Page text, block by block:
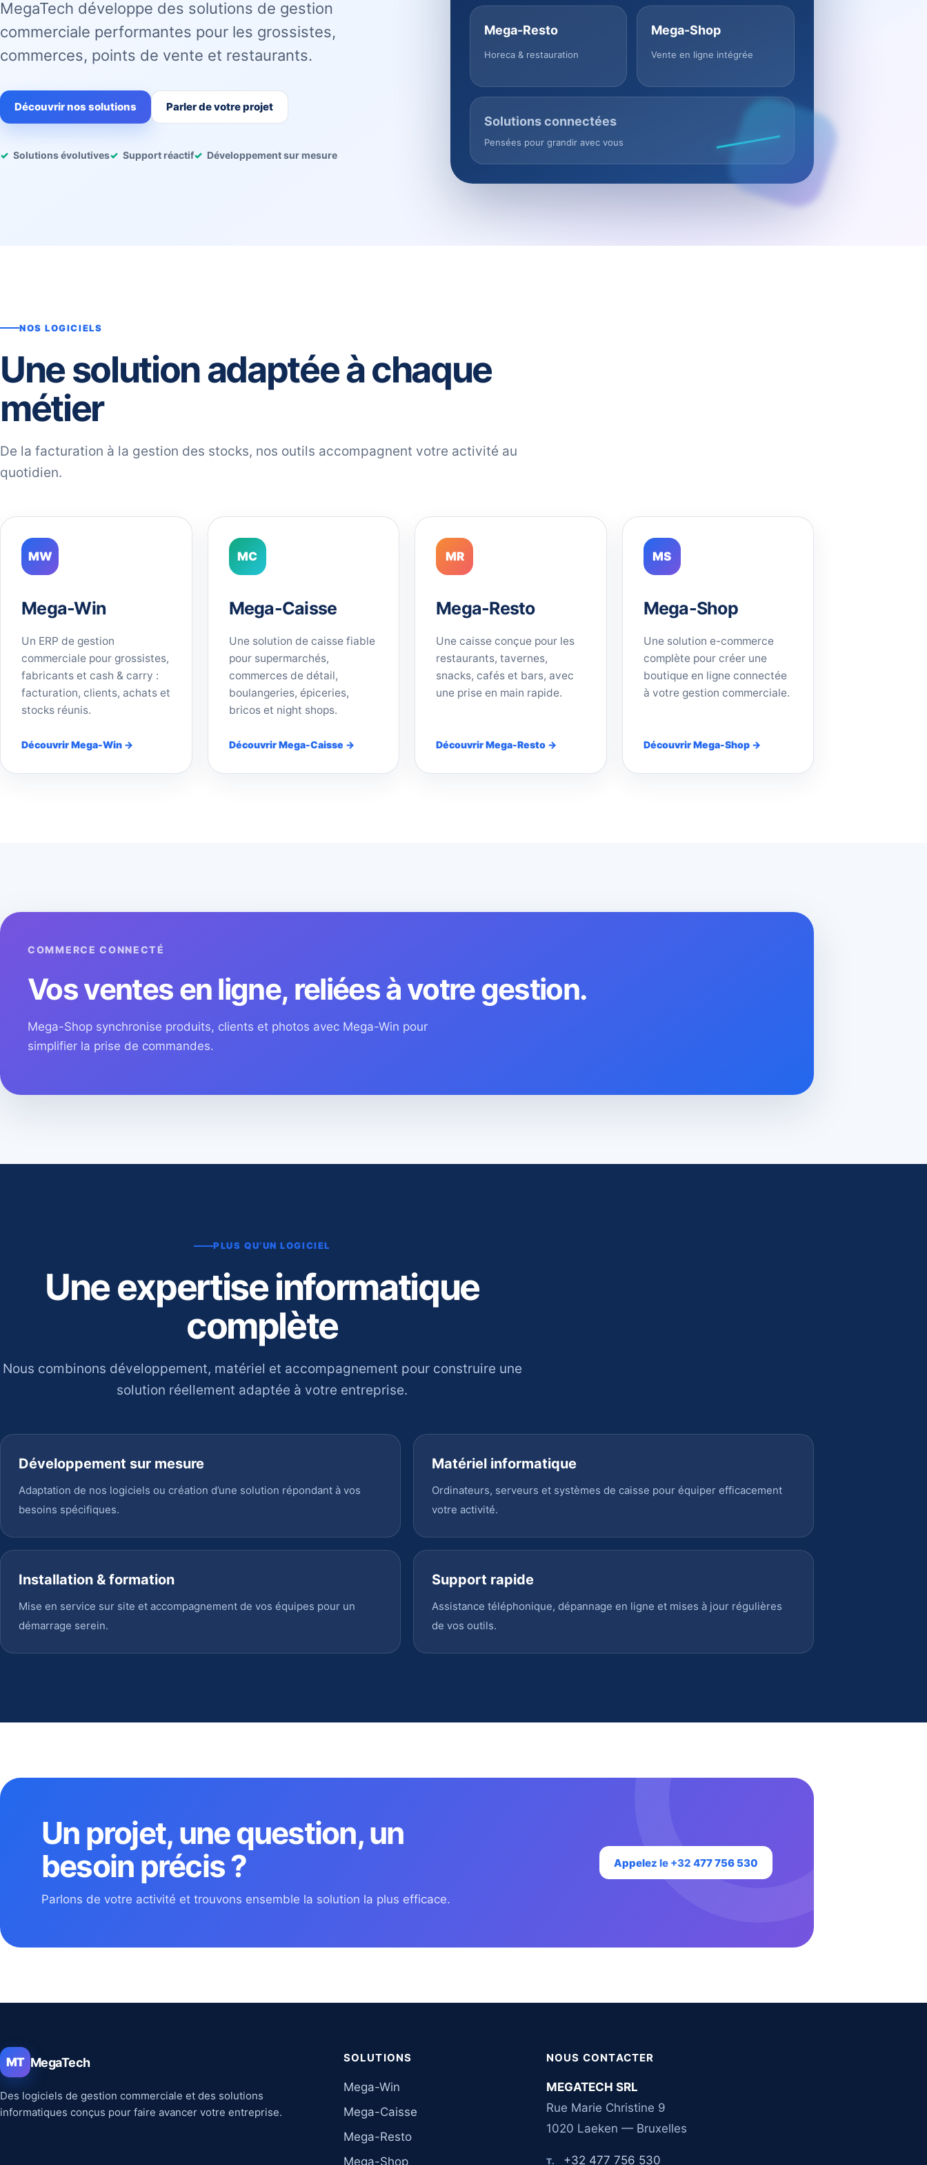
MegaTech développe des solutions de gestion
commerciale performantes pour les grossistes,
commerces, points de vente et restaurants.
Découvrir nos solutions Parler de votre projet
Solutions évolutives Support réactif Développement sur mesure
Mega-Resto
Horeca & restauration
Mega-Shop
Vente en ligne intégrée
Solutions connectées
Pensées pour grandir avec vous
NOS LOGICIELS
Une solution adaptée à chaque
métier
De la facturation à la gestion des stocks, nos outils accompagnent votre activité au
quotidien.
MW
Mega-Win
Un ERP de gestion
commerciale pour grossistes,
fabricants et cash & carry :
facturation, clients, achats et
stocks réunis.
Découvrir Mega-Win →
MC
Mega-Caisse
Une solution de caisse fiable
pour supermarchés,
commerces de détail,
boulangeries, épiceries,
bricos et night shops.
Découvrir Mega-Caisse →
MR
Mega-Resto
Une caisse conçue pour les
restaurants, tavernes,
snacks, cafés et bars, avec
une prise en main rapide.
Découvrir Mega-Resto →
MS
Mega-Shop
Une solution e-commerce
complète pour créer une
boutique en ligne connectée
à votre gestion commerciale.
Découvrir Mega-Shop →
COMMERCE CONNECTÉ
Vos ventes en ligne, reliées à votre gestion.
Mega-Shop synchronise produits, clients et photos avec Mega-Win pour
simplifier la prise de commandes.
PLUS QU’UN LOGICIEL
Une expertise informatique
complète
Nous combinons développement, matériel et accompagnement pour construire une
solution réellement adaptée à votre entreprise.
Développement sur mesure
Adaptation de nos logiciels ou création d’une solution répondant à vos
besoins spécifiques.
Matériel informatique
Ordinateurs, serveurs et systèmes de caisse pour équiper efficacement
votre activité.
Installation & formation
Mise en service sur site et accompagnement de vos équipes pour un
démarrage serein.
Support rapide
Assistance téléphonique, dépannage en ligne et mises à jour régulières
de vos outils.
Un projet, une question, un
besoin précis ?
Parlons de votre activité et trouvons ensemble la solution la plus efficace.
Appelez le +32 477 756 530
MT MegaTech
Des logiciels de gestion commerciale et des solutions
informatiques conçus pour faire avancer votre entreprise.
SOLUTIONS
Mega-Win
Mega-Caisse
Mega-Resto
Mega-Shop
NOUS CONTACTER
MEGATECH SRL
Rue Marie Christine 9
1020 Laeken — Bruxelles
T. +32 477 756 530